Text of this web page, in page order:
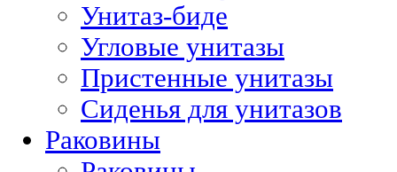
Унитаз-биде
Угловые унитазы
Пристенные унитазы
Сиденья для унитазов
Раковины